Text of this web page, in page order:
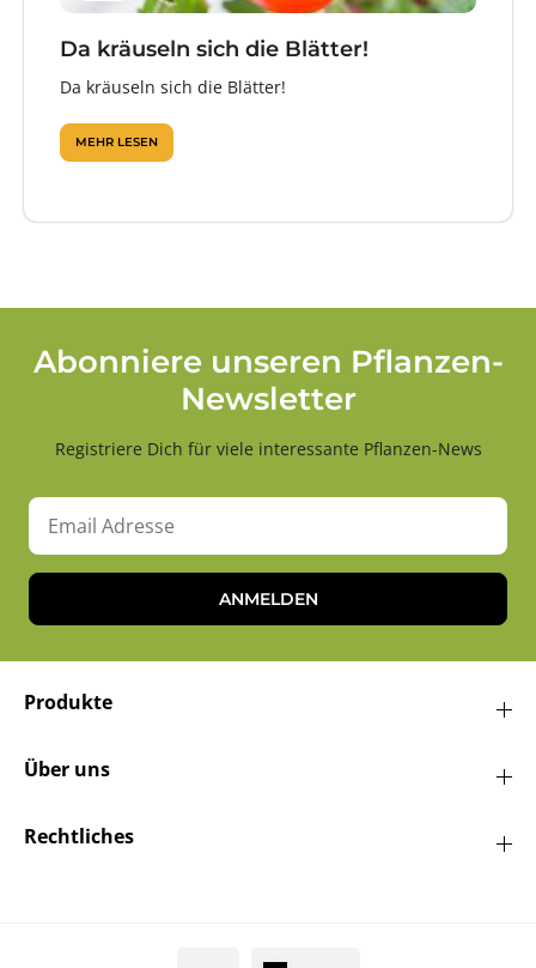
Da kräuseln sich die Blätter!
Da kräuseln sich die Blätter!
MEHR LESEN
Abonniere unseren Pflanzen-
Newsletter
Registriere Dich für viele interessante Pflanzen-News
ANMELDEN
Produkte
Über uns
Rechtliches